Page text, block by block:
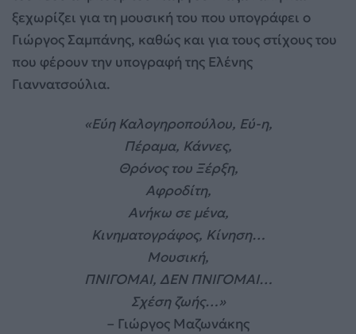
ξεχωρίζει για τη μουσική του που υπογράφει ο
Γιώργος Σαμπάνης, καθώς και για τους στίχους του
που φέρουν την υπογραφή της Ελένης
Γιαννατσούλια.
«Εύη Καλογηροπούλου, Εύ-η,
Πέραμα, Κάννες,
Θρόνος του Ξέρξη,
Αφροδίτη,
Ανήκω σε μένα,
Κινηματογράφος, Κίνηση…
Μουσική,
ΠΝΙΓΟΜΑΙ, ΔΕΝ ΠΝΙΓΟΜΑΙ…
Σχέση ζωής…»
– Γιώργος Μαζωνάκης